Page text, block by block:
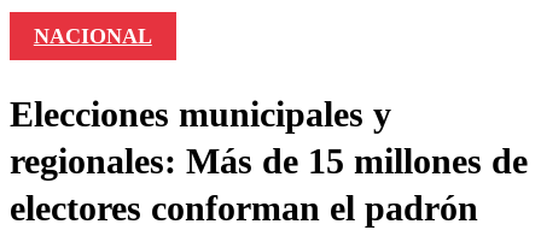
NACIONAL
Elecciones municipales y
regionales: Más de 15 millones de
electores conforman el padrón